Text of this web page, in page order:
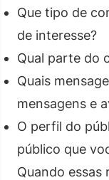
Que tipo de
de interesse?
Qual parte do
Quais
mensagens e
O perfil do
público que
Quando essas